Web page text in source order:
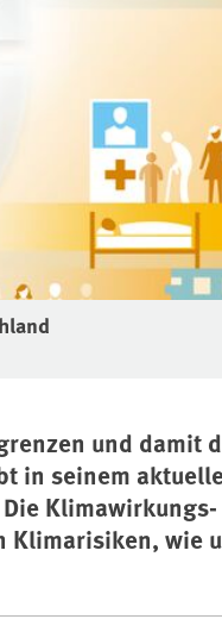
und damit
in seinem
Klimawirkungs-
Klimarisiken, wie